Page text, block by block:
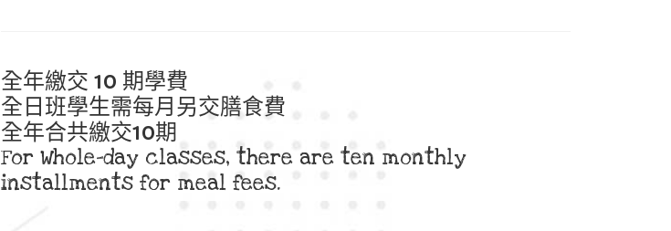
全年繳交 10 期學費
全日班學生需每月另交膳食費
全年合共繳交10期
For Whole-day classes, there are ten monthly
installments for meal fees.